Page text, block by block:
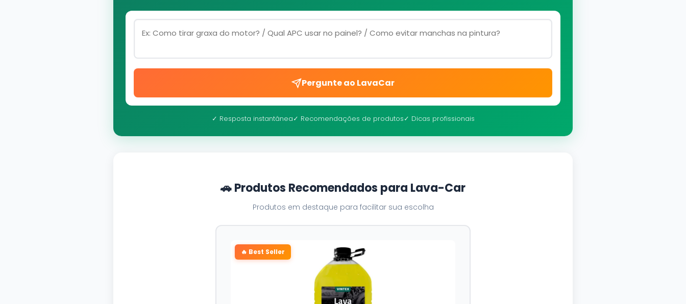
Pergunte ao LavaCar
✓ Resposta instantânea✓ Recomendações de produtos✓ Dicas profissionais
🚗 Produtos Recomendados para Lava-Car
Produtos em destaque para facilitar sua escolha
🔥 Best Seller